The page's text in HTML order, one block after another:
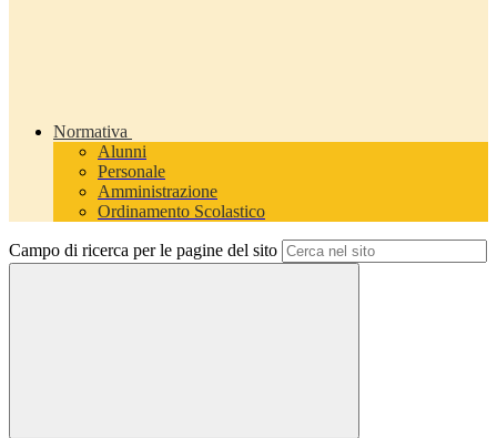
Normativa
Alunni
Personale
Amministrazione
Ordinamento Scolastico
Campo di ricerca per le pagine del sito